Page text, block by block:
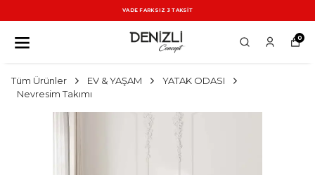
VADE FARKSIZ 3 TAKSİT
0
Tüm Ürünler EV & YAŞAM
YATAK ODASI
Nevresim Takımı